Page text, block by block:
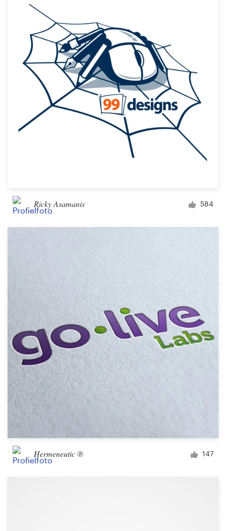
Ricky Asamanis 584
Hermeneutic ® 147